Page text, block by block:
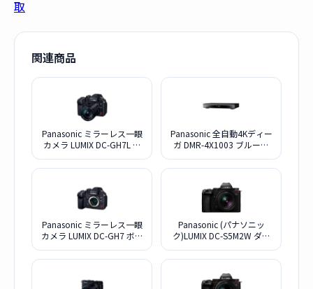
取
関連商品
Panasonic ミラーレス一眼
カメラ LUMIX DC-GH7L 標
Panasonic 全自動4Kディー
ガ DMR-4X1003 ブルーレ
10TB
Panasonic ミラーレス一眼
カメラ LUMIX DC-GH7 ボデ
Panasonic (パナソニッ
ク)LUMIX DC-S5M2W ダブ